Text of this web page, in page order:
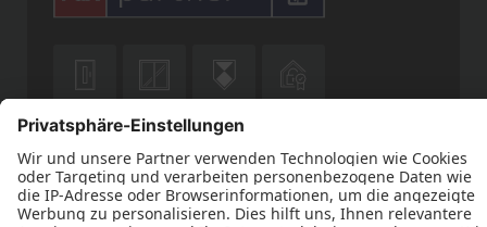
  
  
  